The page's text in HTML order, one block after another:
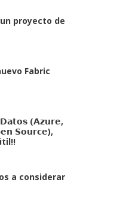
proyecto de
Fabric
(𝗔𝘇𝘂𝗿𝗲,
𝗦𝗼𝘂𝗿𝗰𝗲),
a considerar